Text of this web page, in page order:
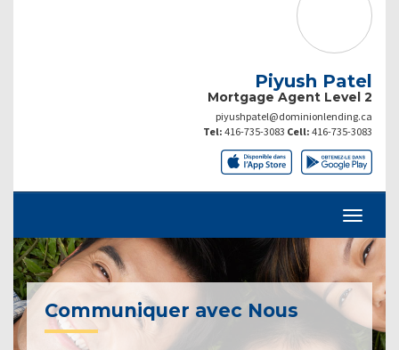
Piyush Patel
Mortgage Agent Level 2
piyushpatel@dominionlending.ca
Tel: 416-735-3083 Cell: 416-735-3083
Communiquer avec Nous